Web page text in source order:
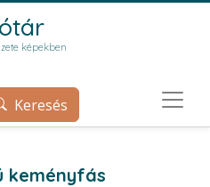
képekben
Keresés
keményfás